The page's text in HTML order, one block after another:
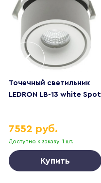
Точечный светильник
LEDRON LB-13 white Spot
Доступно к заказу: 1 шт.
7552 руб.
Купить